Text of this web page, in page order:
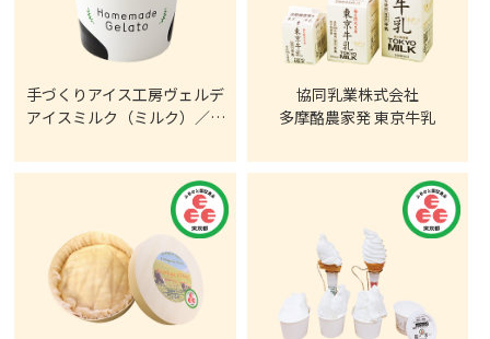
手づくりアイス工房ヴェルデ
アイスミルク（ミルク）／ア
協同乳業株式会社
多摩酪農家発 東京牛乳